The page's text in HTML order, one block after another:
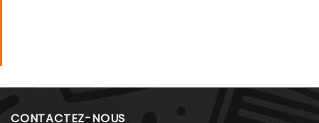
CONTACTEZ-NOUS